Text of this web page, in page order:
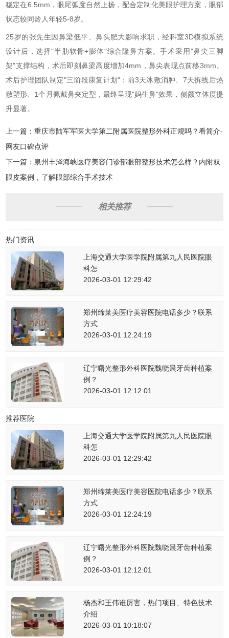
稳定在6.5mm，眼尾弧度自然上扬，配合定制化美眼护理方案，眼部
状态较同龄人年轻5-8岁。
25岁的张先生因鼻梁低平、鼻头肥大影响求职，经科室3D模拟系统
设计后，选择"半肋软骨+膨体"综合隆鼻方案。手术采用"鼻尖三脚
架"支撑结构，术后即刻鼻梁高度增加4mm，鼻尖表现点前移3mm。
术后护理团队制定"三阶段康复计划"：前3天冰敷消肿、7天拆线后热
敷塑形、1个月佩戴鼻夹定型，最终呈现"妈生鼻"效果，侧颜立体度提
升显著。
上一篇：重庆市陆军军医大学第二附属医院整形外科正规吗？看简介-
网友口碑点评
下一篇： 泉州丰泽海峡医疗美容门诊部眼部整形技术怎么样？内附双
眼皮案例，了解眼部综合手术技术
相关推荐
热门资讯
上海交通大学医学院附属第九人民医院眼
科怎
2026-03-01 12:29:42
郑州缔莱美医疗美容医院电话多少？联系
方式
2026-03-01 12:24:19
辽宁曙光整形外科医院魏晓晨牙齿种植案
例？
2026-03-01 12:12:01
推荐医院
上海交通大学医学院附属第九人民医院眼
科怎
2026-03-01 12:29:42
郑州缔莱美医疗美容医院电话多少？联系
方式
2026-03-01 12:24:19
辽宁曙光整形外科医院魏晓晨牙齿种植案
例？
2026-03-01 12:12:01
杨杰和王伟谁厉害，热门项目、特色技术
介绍
2026-03-01 10:18:07